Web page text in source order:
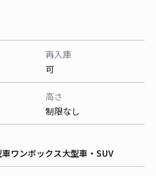
再入庫
可
高さ
制限なし
ワンボックス大型車・SUV